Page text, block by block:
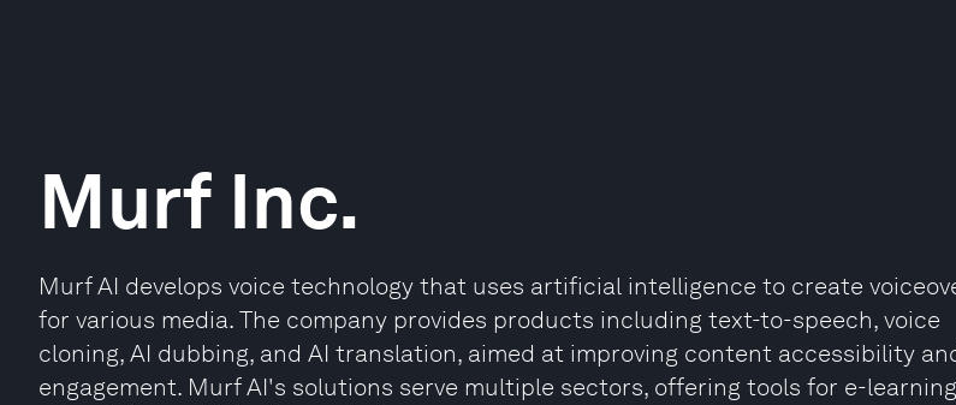
Murf Inc.
Murf AI develops voice technology that uses artificial intelligence to create
for various media. The company provides products including text-to-speech, voice
cloning, AI dubbing, and AI translation, aimed at improving content accessibility
engagement. Murf AI's solutions serve multiple sectors, offering tools for e-